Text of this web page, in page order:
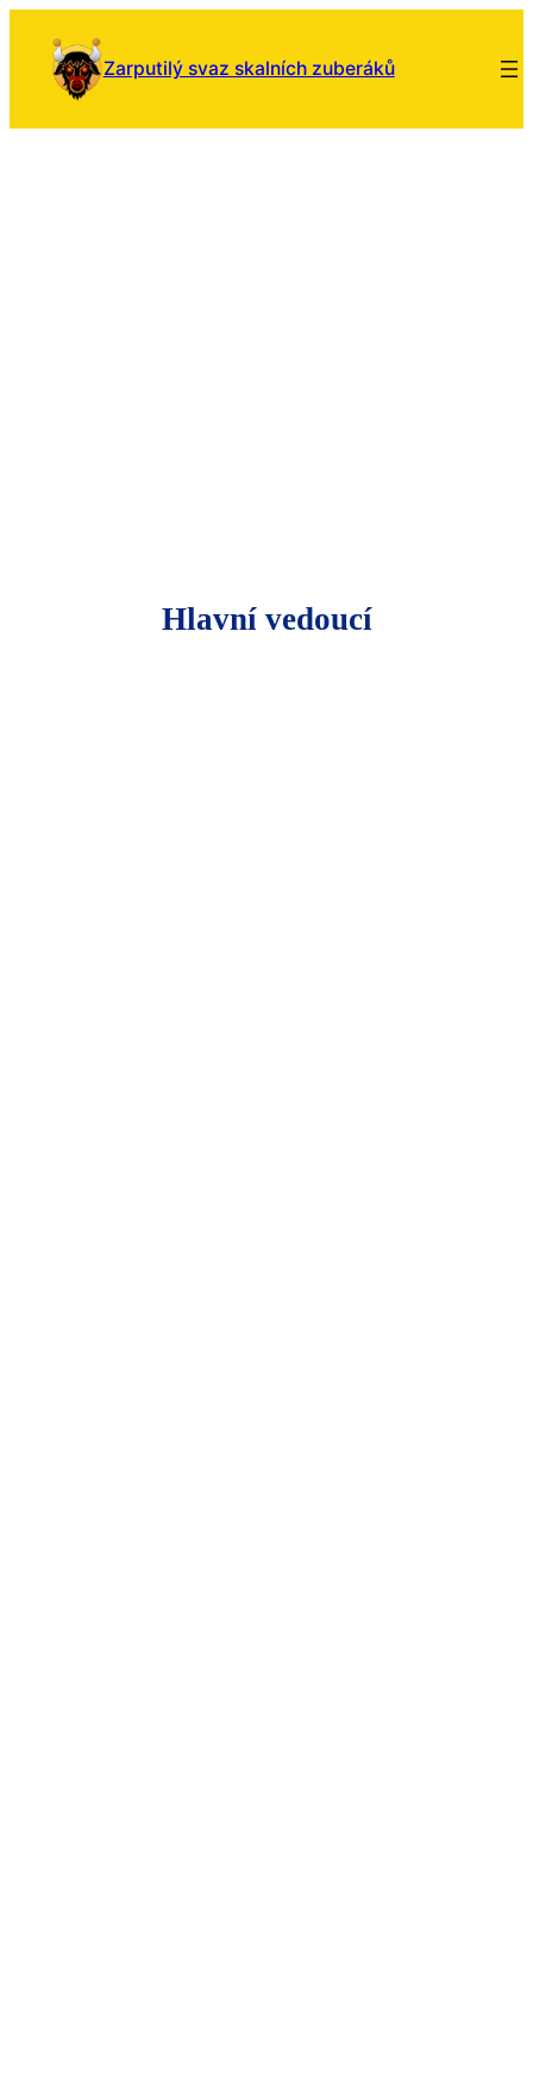
Zarputilý svaz skalních zuberáků
Hlavní vedoucí